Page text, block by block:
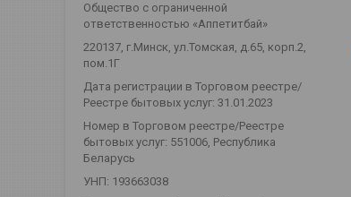
Общество с ограниченной
ответственностью «Аппетитбай»
220137, г.Минск, ул.Томская, д.65, корп.2,
пом.1Г
Дата регистрации в Торговом реестре/
Реестре бытовых услуг: 31.01.2023
Номер в Торговом реестре/Реестре
бытовых услуг: 551006, Республика
Беларусь
УНП: 193663038